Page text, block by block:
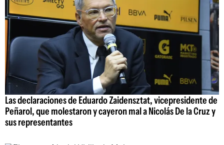
Las declaraciones de Eduardo Zaidensztat, vicepresidente de
Peñarol, que molestaron y cayeron mal a Nicolás De la Cruz y
sus representantes